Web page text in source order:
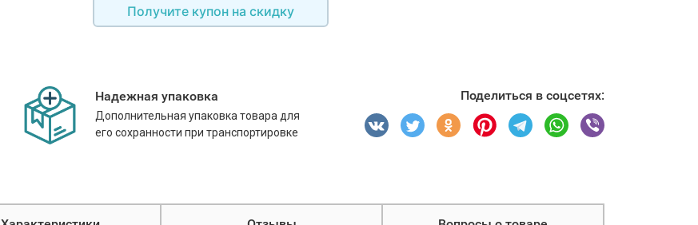
Получите купон на скидку
Надежная упаковка
Дополнительная упаковка товара для
его сохранности при транспортировке
Поделиться в соцсетях: